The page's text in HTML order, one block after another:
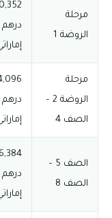
مرحلة
الروضة 1
درهم
مرحلة
الروضة 2 –
الصف 4
درهم
الصف 5 –
الصف 8
درهم